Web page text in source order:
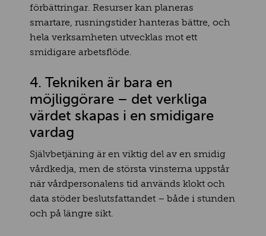
förbättringar. Resurser kan planeras
smartare, rusningstider hanteras bättre, och
hela verksamheten utvecklas mot ett
smidigare arbetsflöde.
4. Tekniken är bara en
möjliggörare – det verkliga
värdet skapas i en smidigare
vardag
Självbetjäning är en viktig del av en smidig
vårdkedja, men de största vinsterna uppstår
när vårdpersonalens tid används klokt och
data stöder beslutsfattandet – både i stunden
och på längre sikt.